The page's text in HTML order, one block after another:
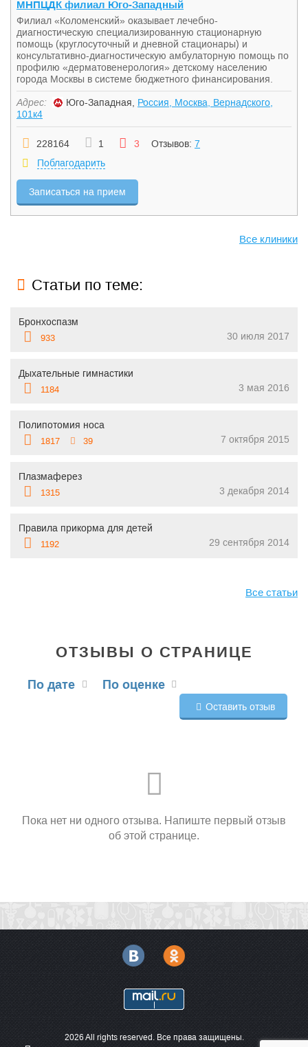
МНПЦДК филиал Юго-Западный
Филиал «Коломенский» оказывает лечебно-
диагностическую специализированную стационарную
помощь (круглосуточный и дневной стационары) и
консультативно-диагностическую амбулаторную помощь по
профилю «дерматовенерология» детскому населению
города Москвы в системе бюджетного финансирования.
Адрес: Юго-Западная, Россия, Москва, Вернадского,
101к4
228164 1 3 Отзывов: 7
Поблагодарить
Записаться на прием
Все клиники
Статьи по теме:
Бронхоспазм
933 30 июля 2017
Дыхательные гимнастики
1184 3 мая 2016
Полипотомия носа
1817 39 7 октября 2015
Плазмаферез
1315 3 декабря 2014
Правила прикорма для детей
1192 29 сентября 2014
Все статьи
ОТЗЫВЫ О СТРАНИЦЕ
По дате По оценке
Оставить отзыв
Пока нет ни одного отзыва. Напиште первый отзыв
об этой странице.
2026 All rights reserved. Все права защищены.